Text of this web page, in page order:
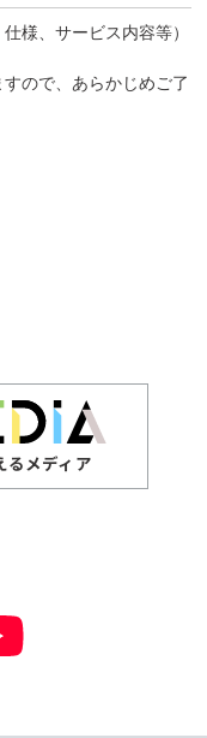
様、サービス内容等）
ので、あらかじめご了
るメディア